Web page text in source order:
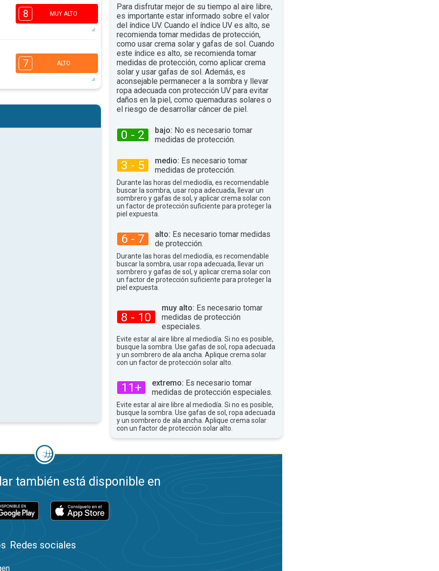
4
16:00
89°máx.
8 MUY ALTO
4
16:00
82°máx.
7 ALTO
4
Para disfrutar mejor de su tiempo al aire libre,
es importante estar informado sobre el valor
del índice UV. Cuando el índice UV es alto, se
recomienda tomar medidas de protección,
como usar crema solar y gafas de sol. Cuando
este índice es alto, se recomienda tomar
medidas de protección, como aplicar crema
solar y usar gafas de sol. Además, es
aconsejable permanecer a la sombra y llevar
ropa adecuada con protección UV para evitar
daños en la piel, como quemaduras solares o
el riesgo de desarrollar cáncer de piel.
0 - 2 bajo: No es necesario tomar
medidas de protección.
3 - 5 medio: Es necesario tomar
medidas de protección.
Durante las horas del mediodía, es recomendable
buscar la sombra, usar ropa adecuada, llevar un
sombrero y gafas de sol, y aplicar crema solar con
un factor de protección suficiente para proteger la
piel expuesta.
6 - 7 alto: Es necesario tomar medidas
de protección.
Durante las horas del mediodía, es recomendable
buscar la sombra, usar ropa adecuada, llevar un
sombrero y gafas de sol, y aplicar crema solar con
un factor de protección suficiente para proteger la
piel expuesta.
8 - 10
muy alto: Es necesario tomar
medidas de protección
especiales.
Evite estar al aire libre al mediodía. Si no es posible,
busque la sombra. Use gafas de sol, ropa adecuada
y un sombrero de ala ancha. Aplique crema solar
con un factor de protección solar alto.
11+ extremo: Es necesario tomar
medidas de protección especiales.
Evite estar al aire libre al mediodía. Si no es posible,
busque la sombra. Use gafas de sol, ropa adecuada
y un sombrero de ala ancha. Aplique crema solar
con un factor de protección solar alto.
también está disponible en
Redes sociales